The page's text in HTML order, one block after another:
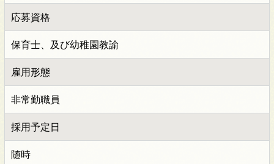
応募資格
保育士、及び幼稚園教諭
雇用形態
非常勤職員
採用予定日
随時